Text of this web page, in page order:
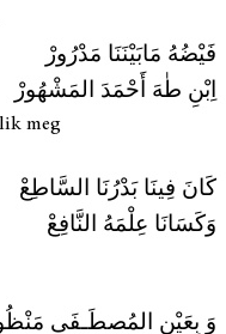
فَيْضُهُ مَابَيْنَنَا مَدْرُورْ
اِبْنِ طٰهَ أَحْمَدَ المَشْهُورْ
meg
كَانَ فِينَا بَدْرُنَا السَّاطِعْ
وَكَسَانَا عِلْمَهُ النَّافِعْ
وَ بِعَيْنِ المُصطَـفَى